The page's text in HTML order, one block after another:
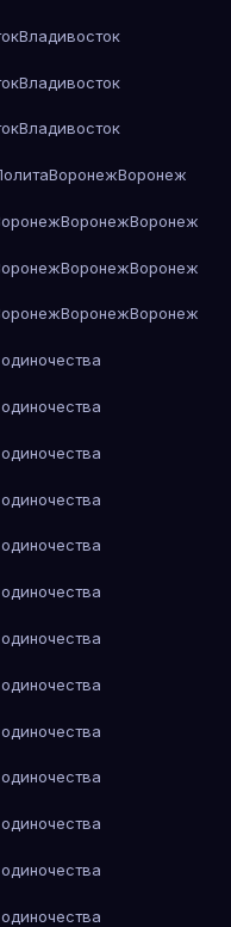
Владивосток
Владивосток
Владивосток
ВоронежВоронеж
ВоронежВоронеж
ВоронежВоронеж
ВоронежВоронеж